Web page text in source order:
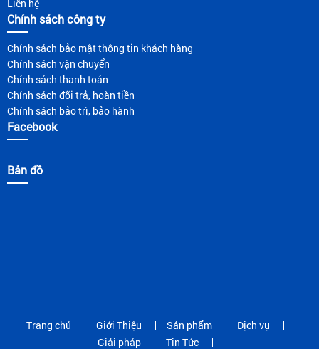
Liên hệ
Chính sách công ty
Chính sách bảo mật thông tin khách hàng
Chính sách vận chuyển
Chính sách thanh toán
Chính sách đổi trả, hoàn tiền
Chính sách bảo trì, bảo hành
Facebook
Bản đồ
Trang chủ Giới Thiệu Sản phẩm
Dịch vụ
Giải pháp
Tin Tức